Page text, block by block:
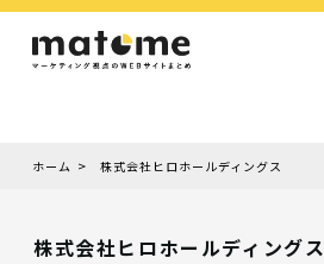
採用サイト
コーポレートサイト
オウンドメディア
ランディングページ
サービスサイト
ホーム 株式会社ヒロホールディングス
株式会社ヒロホールディングス